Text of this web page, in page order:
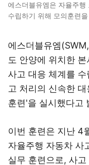
에스더블유엠은 자율주
수립하기 위해 모의훈련
에스더블유엠
도 안양에 위치한
사고 대응 체계를
고 처리의 신속한
훈련'을 실시했다고
이번 훈련은 지난 4
자율주행 자동차 사
실무 훈련으로, 사